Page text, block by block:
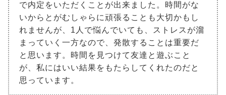
で内定をいただくことが出来ました。時間がな
いからとがむしゃらに頑張ることも大切かもし
れませんが、1人で悩んでいても、ストレスが溜
まっていく一方なので、発散することは重要だ
と思います。時間を見つけて友達と遊ぶこと
が、私にはいい結果をもたらしてくれたのだと
思っています。